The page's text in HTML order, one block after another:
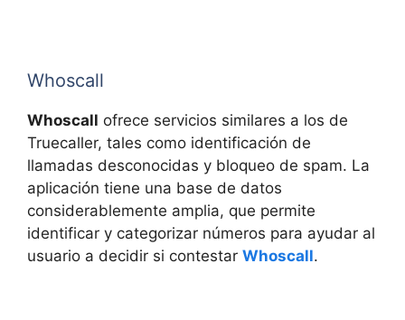
Whoscall
Whoscall ofrece servicios similares a los de
Truecaller, tales como identificación de
llamadas desconocidas y bloqueo de spam. La
aplicación tiene una base de datos
considerablemente amplia, que permite
identificar y categorizar números para ayudar al
usuario a decidir si contestar Whoscall.